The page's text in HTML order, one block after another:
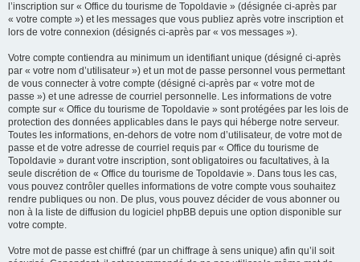
l’inscription sur « Office du tourisme de Topoldavie » (désignée ci-après par
« votre compte ») et les messages que vous publiez après votre inscription et
lors de votre connexion (désignés ci-après par « vos messages »).
Votre compte contiendra au minimum un identifiant unique (désigné ci-après
par « votre nom d’utilisateur ») et un mot de passe personnel vous permettant
de vous connecter à votre compte (désigné ci-après par « votre mot de
passe ») et une adresse de courriel personnelle. Les informations de votre
compte sur « Office du tourisme de Topoldavie » sont protégées par les lois de
protection des données applicables dans le pays qui héberge notre serveur.
Toutes les informations, en-dehors de votre nom d’utilisateur, de votre mot de
passe et de votre adresse de courriel requis par « Office du tourisme de
Topoldavie » durant votre inscription, sont obligatoires ou facultatives, à la
seule discrétion de « Office du tourisme de Topoldavie ». Dans tous les cas,
vous pouvez contrôler quelles informations de votre compte vous souhaitez
rendre publiques ou non. De plus, vous pouvez décider de vous abonner ou
non à la liste de diffusion du logiciel phpBB depuis une option disponible sur
votre compte.
Votre mot de passe est chiffré (par un chiffrage à sens unique) afin qu’il soit